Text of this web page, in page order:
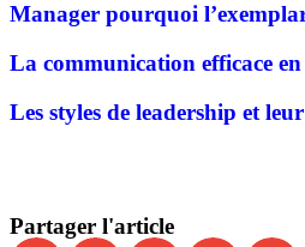
Manager pourquoi
La communication efficace
Les styles de leadership et
Partager l'article